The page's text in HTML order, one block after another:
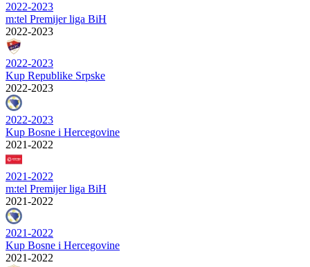
2022-2023
m:tel Premijer liga BiH
2022-2023
2022-2023
Kup Republike Srpske
2022-2023
2022-2023
Kup Bosne i Hercegovine
2021-2022
2021-2022
m:tel Premijer liga BiH
2021-2022
2021-2022
Kup Bosne i Hercegovine
2021-2022